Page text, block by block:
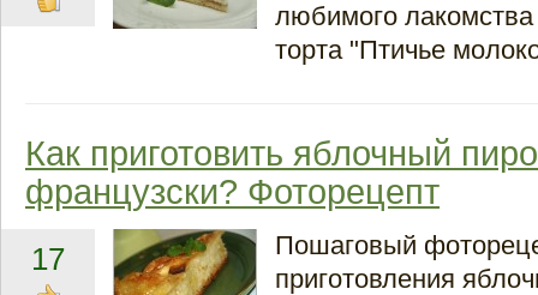
любимого
торта "Птичье
Как приготовить яблочный
французски? Фоторецепт
17
Пошаговый
приготовления